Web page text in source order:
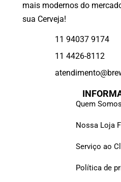
mais modernos do
sua Cerveja!
11 94037 9174
11 4426-8112
Quem Somos
Nossa Loja
Serviço ao
Política de